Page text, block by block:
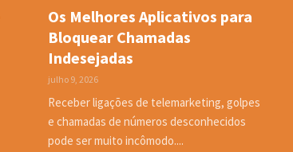
Os Melhores Aplicativos para
Bloquear Chamadas
Indesejadas
julho 9, 2026
Receber ligações de telemarketing, golpes
e chamadas de números desconhecidos
pode ser muito incômodo....